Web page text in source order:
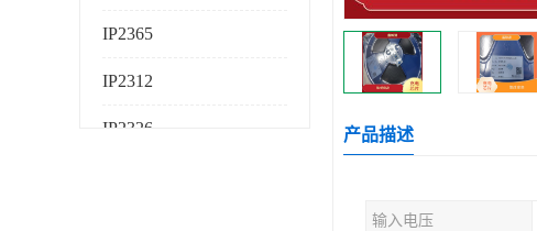
IP2365
IP2312
IP2326 产品描述
输入电压